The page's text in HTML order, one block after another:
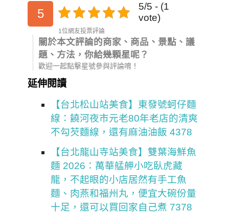
5
5/5 - (1
vote)
1位網友投票評論
關於本文評論的商家、商品、景點、議
題、方法，你給幾顆星呢？
歡迎一起點擊星號參與評論唷！
延伸閱讀
【台北松山站美食】東發號蚵仔麵
線：饒河夜市元老80年老店的清爽
不勾芡麵線，還有麻油油飯 4378
【台北龍山寺站美食】雙葉海鮮魚
麵 2026：萬華艋舺小吃臥虎藏
龍，不起眼的小店居然有手工魚
麵、肉燕和福州丸，便宜大碗份量
十足，還可以買回家自己煮 7378